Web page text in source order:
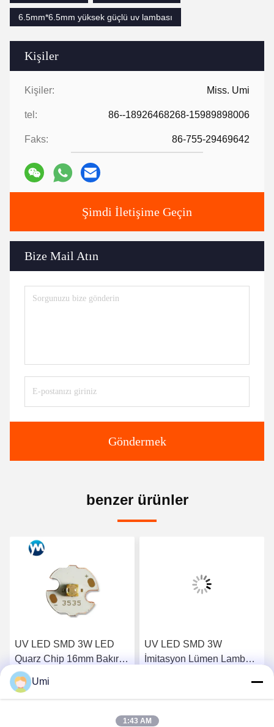
Kişiler
Kişiler: Miss. Umi
tel: 86--18926468268-15989898006
Faks: 86-755-29469642
Şimdi İletişime Geçin
Bize Mail Atın
Göndermek
6.5mm*6.5mm yüksek güçlü uv lambası
benzer ürünler
UV LED SMD 3W LED
Quarz Chip 16mm Bakır
Levha UV LED Kürleme
için
En İyi Fiyatı Alın
UV LED SMD 3W
İmitasyon Lümen Lamba
En İyi Fiyatı Alın
Umi
1:43 AM